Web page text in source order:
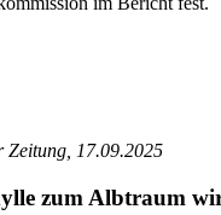
Zeitung, 17.09.2025
zum Albtraum